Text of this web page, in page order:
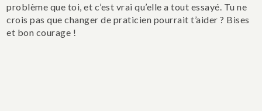
problème que toi, et c’est vrai qu’elle a tout essayé. Tu ne
crois pas que changer de praticien pourrait t’aider ? Bises
et bon courage !